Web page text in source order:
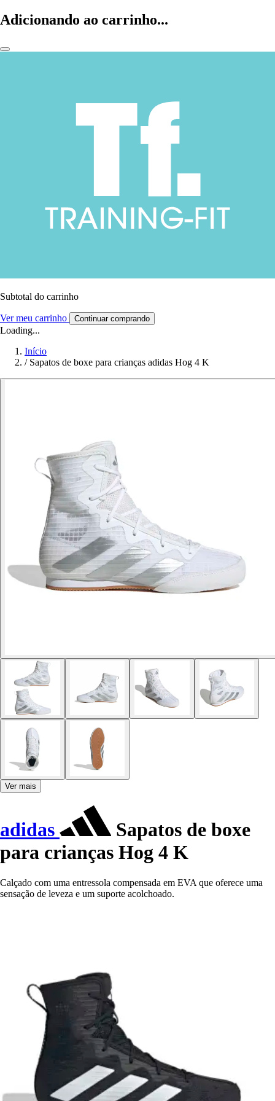
Adicionando ao carrinho...
Subtotal do carrinho
Ver meu carrinho Continuar comprando
Loading...
Início
/ Sapatos de boxe para crianças adidas Hog 4 K
Ver mais
adidas
Sapatos de boxe
para crianças Hog 4 K
Calçado com uma entressola compensada em EVA que oferece uma
sensação de leveza e um suporte acolchoado.